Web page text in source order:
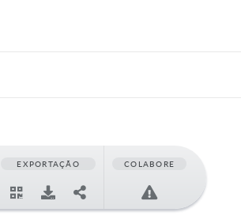
EXPORTAÇÃO COLABORE